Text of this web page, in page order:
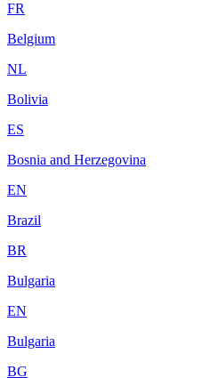
FR
Belgium
NL
Bolivia
ES
Bosnia and Herzegovina
EN
Brazil
BR
Bulgaria
EN
Bulgaria
BG